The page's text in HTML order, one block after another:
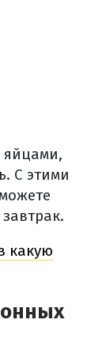
яйцами,
С этими
какую